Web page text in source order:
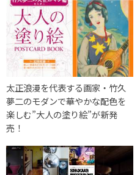
太正浪漫を代表する画家・竹久
夢二のモダンで華やかな配色を
楽しむ”大人の塗り絵”が新発
売！